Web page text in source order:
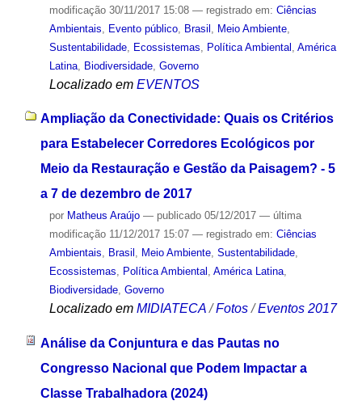
modificação30/11/2017 15:08 — registrado em: Ciências
Ambientais
Evento público, Brasil Meio Ambiente,
Sustentabilidade, Ecossistemas Política Ambiental América
Latina, Biodiversidade, Governo
Localizado em EVENTOS
Ampliação da Conectividade: Quais os Critérios
para Estabelecer Corredores Ecológicos por
Meio da Restauração e Gestão da Paisagem? - 5
a 7 de dezembro de 2017
por Matheus Araújo — publicado05/12/2017 — última
modificação11/12/2017 15:07 — registrado em: Ciências
Ambientais, Brasil , Meio Ambiente, Sustentabilidade,
Ecossistemas, Política Ambiental , América Latina,
Biodiversidade, Governo
Localizado em MIDIATECA /Fotos /Eventos 2017
Análise da Conjuntura e das Pautas no
Congresso Nacional que Podem Impactar a
Classe Trabalhadora (2024)